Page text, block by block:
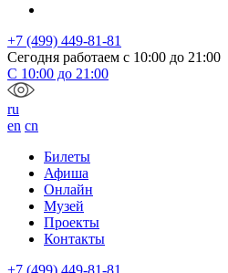
+7 (499) 449-81-81
Сегодня работаем с 10:00 до 21:00
С 10:00 до 21:00
ru
en cn
Билеты
Афиша
Онлайн
Музей
Проекты
Контакты
+7 (499) 449-81-81